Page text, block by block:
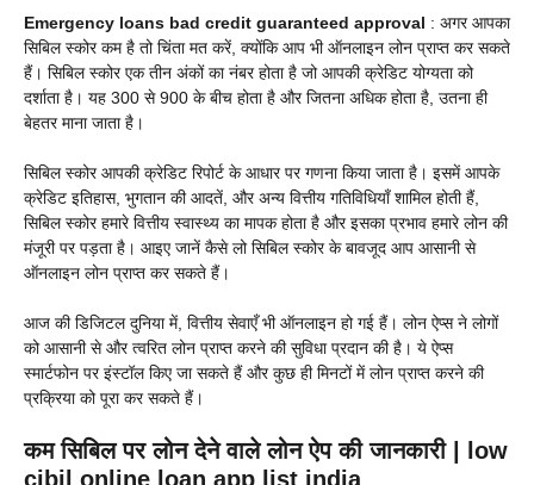
Emergency loans bad credit guaranteed approval : अगर आपका
सिबिल स्कोर कम है तो चिंता मत करें, क्योंकि आप भी ऑनलाइन लोन प्राप्त कर सकते
हैं। सिबिल स्कोर एक तीन अंकों का नंबर होता है जो आपकी क्रेडिट योग्यता को
दर्शाता है। यह 300 से 900 के बीच होता है और जितना अधिक होता है, उतना ही
बेहतर माना जाता है।
सिबिल स्कोर आपकी क्रेडिट रिपोर्ट के आधार पर गणना किया जाता है। इसमें आपके
क्रेडिट इतिहास, भुगतान की आदतें, और अन्य वित्तीय गतिविधियाँ शामिल होती हैं,
सिबिल स्कोर हमारे वित्तीय स्वास्थ्य का मापक होता है और इसका प्रभाव हमारे लोन की
मंजूरी पर पड़ता है। आइए जानें कैसे लो सिबिल स्कोर के बावजूद आप आसानी से
ऑनलाइन लोन प्राप्त कर सकते हैं।
आज की डिजिटल दुनिया में, वित्तीय सेवाएँ भी ऑनलाइन हो गई हैं। लोन ऐप्स ने लोगों
को आसानी से और त्वरित लोन प्राप्त करने की सुविधा प्रदान की है। ये ऐप्स
स्मार्टफोन पर इंस्टॉल किए जा सकते हैं और कुछ ही मिनटों में लोन प्राप्त करने की
प्रक्रिया को पूरा कर सकते हैं।
कम सिबिल पर लोन देने वाले लोन ऐप की जानकारी | low
cibil online loan app list india